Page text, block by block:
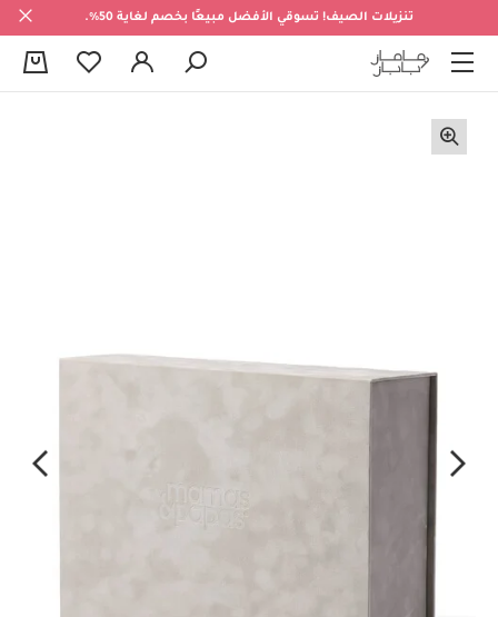
تنزيلات الصيف! تسوقي الأفضل مبيعًا بخصم لغاية 50%.